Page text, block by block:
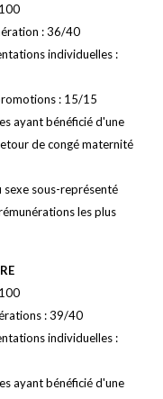
: 36/40
individuelles :
: 15/15
ayant bénéficié d'une
de congé maternité
sexe sous-représenté
les plus
: 39/40
individuelles :
ayant bénéficié d'une